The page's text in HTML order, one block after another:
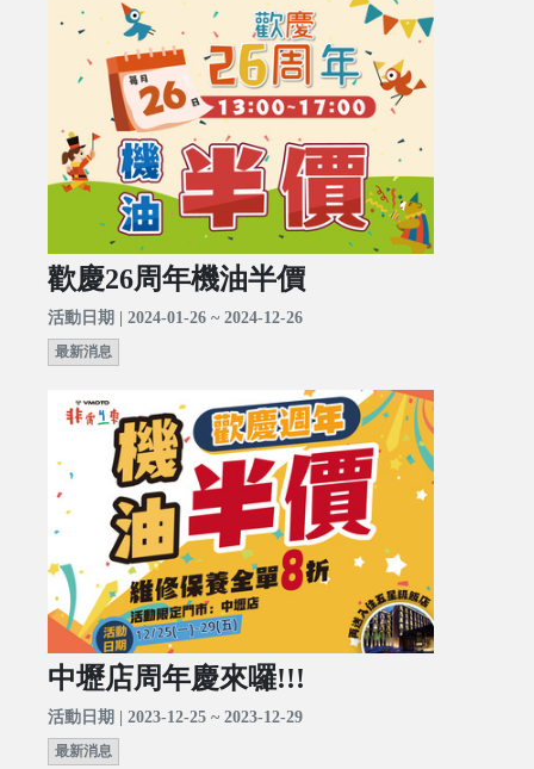
歡慶26周年機油半價
活動日期 | 2024-01-26 ~ 2024-12-26
最新消息
中壢店周年慶來囉!!!
活動日期 | 2023-12-25 ~ 2023-12-29
最新消息